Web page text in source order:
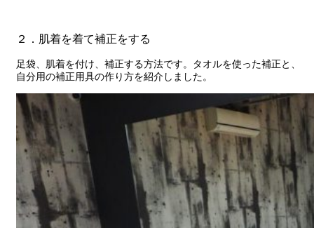
２．肌着を着て補正をする
足袋、肌着を付け、補正する方法です。タオルを使った補正と、
自分用の補正用具の作り方を紹介しました。